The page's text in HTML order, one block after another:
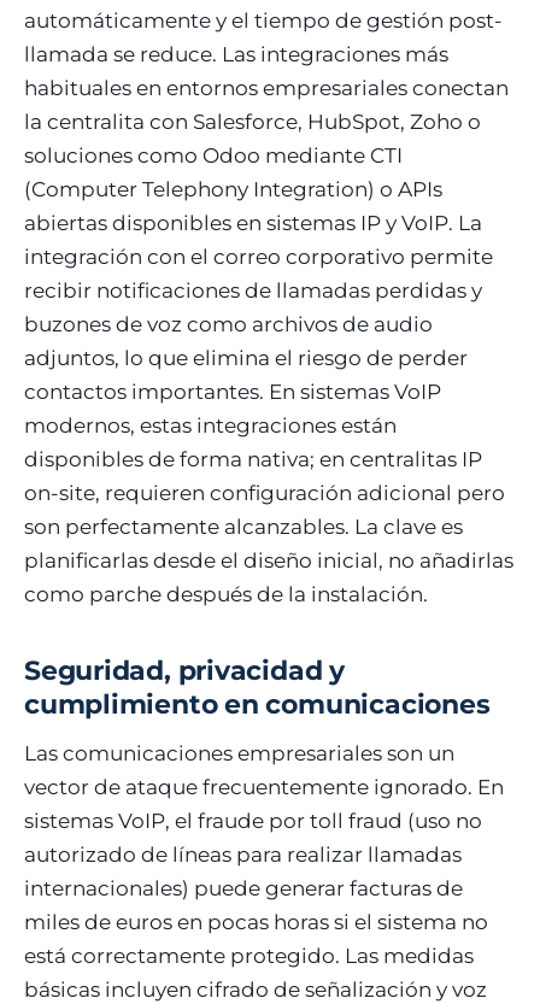
automáticamente y el tiempo de gestión post-
llamada se reduce. Las integraciones más
habituales en entornos empresariales conectan
la centralita con Salesforce, HubSpot, Zoho o
soluciones como Odoo mediante CTI
(Computer Telephony Integration) o APIs
abiertas disponibles en sistemas IP y VoIP. La
integración con el correo corporativo permite
recibir notificaciones de llamadas perdidas y
buzones de voz como archivos de audio
adjuntos, lo que elimina el riesgo de perder
contactos importantes. En sistemas VoIP
modernos, estas integraciones están
disponibles de forma nativa; en centralitas IP
on-site, requieren configuración adicional pero
son perfectamente alcanzables. La clave es
planificarlas desde el diseño inicial, no añadirlas
como parche después de la instalación.
Seguridad, privacidad y
cumplimiento en comunicaciones
Las comunicaciones empresariales son un
vector de ataque frecuentemente ignorado. En
sistemas VoIP, el fraude por toll fraud (uso no
autorizado de líneas para realizar llamadas
internacionales) puede generar facturas de
miles de euros en pocas horas si el sistema no
está correctamente protegido. Las medidas
básicas incluyen cifrado de señalización y voz